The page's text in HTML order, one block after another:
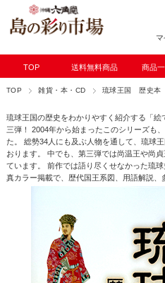
マ
TOP 送料無料商品 商品
TOP 雑貨・本・CD 琉球王国 歴史本
琉球王国の歴史をわかりやすく紹介する「
三弾！ 2004年から始まったこのシリーズも
た。 総勢34人にも及ぶ人物を通して、琉球
おります。 中でも、第三弾では尚温王や尚
ています。 前作では語り尽くせなかった琉
真カラー掲載で、歴代国王系図、用語解説、